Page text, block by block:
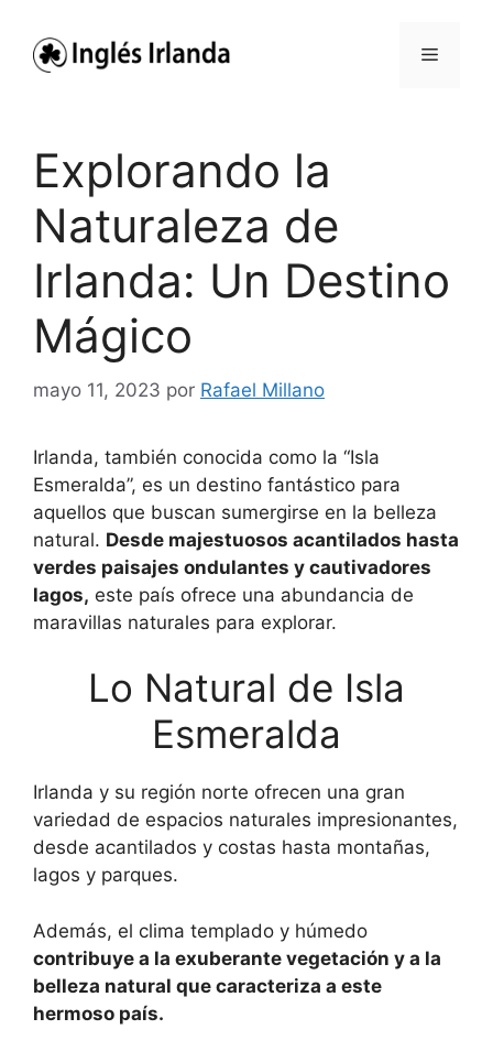
contenido
Menú
Explorando la
Naturaleza de
Irlanda: Un Destino
Mágico
mayo 11, 2023 por Rafael Millano
Irlanda, también conocida como la “Isla
Esmeralda”, es un destino fantástico para
aquellos que buscan sumergirse en la belleza
natural. Desde majestuosos acantilados hasta
verdes paisajes ondulantes y cautivadores
lagos, este país ofrece una abundancia de
maravillas naturales para explorar.
Lo Natural de Isla
Esmeralda
Irlanda y su región norte ofrecen una gran
variedad de espacios naturales impresionantes,
desde acantilados y costas hasta montañas,
lagos y parques.
Además, el clima templado y húmedo
contribuye a la exuberante vegetación y a la
belleza natural que caracteriza a este
hermoso país.